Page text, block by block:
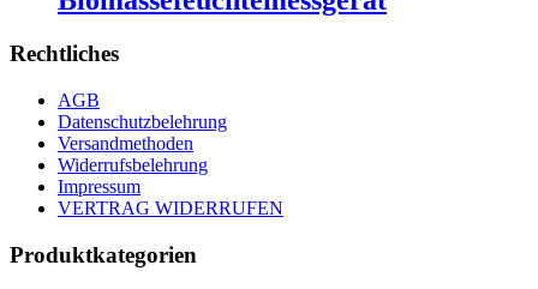
Rechtliches
AGB
Datenschutzbelehrung
Versandmethoden
Widerrufsbelehrung
Impressum
VERTRAG WIDERRUFEN
Produktkategorien